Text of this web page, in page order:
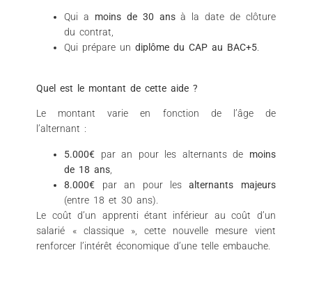
Qui a moins de 30 ansà la date de clôture
du contrat,
Qui prépare undiplôme du CAP au BAC+5.
Quel est le montant de cette aide ?
Le montant varie en fonction de l’âge de
l’alternant :
5.000€ par an pour les alternants de moins
de 18 ans
8.000€ par an pour lesalternants majeurs
(entre 18 et 30 ans).
Le coût d’un apprenti étant inférieur au coût d’un
salarié « classique », cette nouvelle mesure vient
renforcer l’intérêt économique d’une telle embauche.